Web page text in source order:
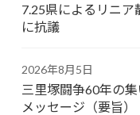
7.25県によるリニア
に抗議
2026年8月5日
三里塚闘争60年の
メッセージ（要旨）